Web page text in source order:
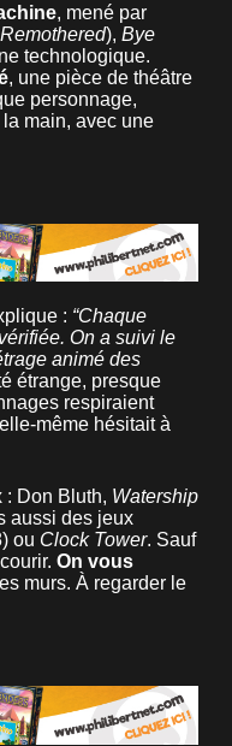
, mené par
Remothered), Bye
technologique.
, une pièce de théâtre
personnage,
main, avec une
: “Chaque
On a suivi le
animé des
étrange, presque
respiraient
même hésitait à
: Don Bluth, Watership
aussi des jeux
ou Clock Tower. Sauf
On vous
murs. À regarder le